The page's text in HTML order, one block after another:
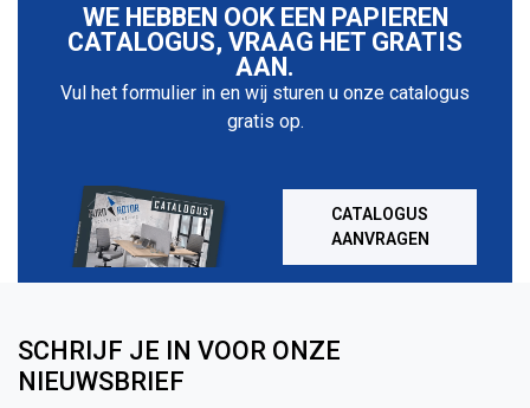
WE HEBBEN OOK EEN PAPIEREN
CATALOGUS, VRAAG HET GRATIS
AAN.
Vul het formulier in en wij sturen u onze catalogus
gratis op.
CATALOGUS
AANVRAGEN
SCHRIJF JE IN VOOR ONZE
NIEUWSBRIEF